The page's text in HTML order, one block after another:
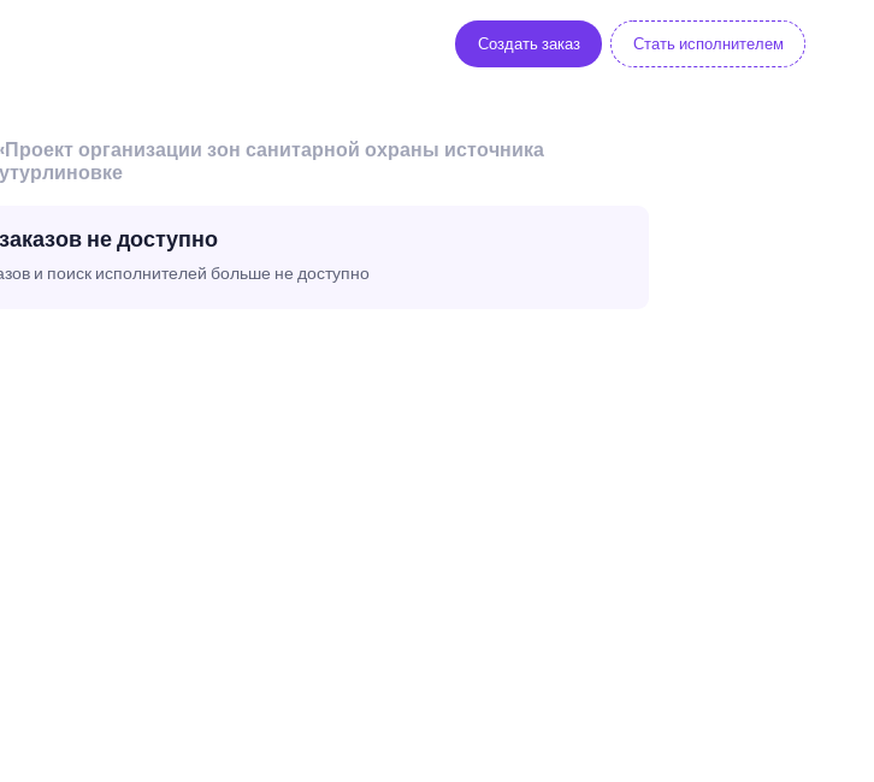
Создать заказ Стать исполнителем
организации зон санитарной охраны источника
не доступно
и поиск исполнителей больше не доступно